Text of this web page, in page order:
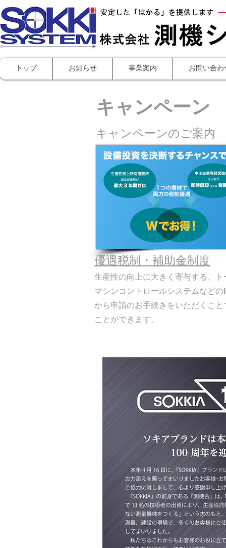
トップ お知らせ 事業案内 お問い合わ
​キャンペーン
キャンペーンのご案内
優遇税制・補助金制度
生産性の向上に大きく寄与する、
マシンコントロールシステムなど
から申請のお手続きをいただくこ
ことができます。